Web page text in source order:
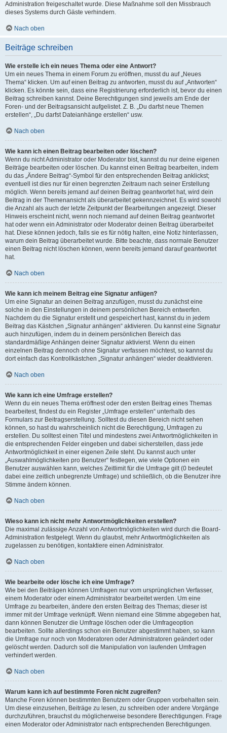
Administration freigeschaltet wurde. Diese Maßnahme soll den Missbrauch
dieses Systems durch Gäste verhindern.
Nach oben
Beiträge schreiben
Wie erstelle ich ein neues Thema oder eine Antwort?
Um ein neues Thema in einem Forum zu eröffnen, musst du auf „Neues
Thema“ klicken. Um auf einen Beitrag zu antworten, musst du auf „Antworten“
klicken. Es könnte sein, dass eine Registrierung erforderlich ist, bevor du einen
Beitrag schreiben kannst. Deine Berechtigungen sind jeweils am Ende der
Foren- und der Beitragsansicht aufgelistet. Z. B. „Du darfst neue Themen
erstellen“, „Du darfst Dateianhänge erstellen“ usw.
Nach oben
Wie kann ich einen Beitrag bearbeiten oder löschen?
Wenn du nicht Administrator oder Moderator bist, kannst du nur deine eigenen
Beiträge bearbeiten oder löschen. Du kannst einen Beitrag bearbeiten, indem
du das „Ändere Beitrag“-Symbol für den entsprechenden Beitrag anklickst;
eventuell ist dies nur für einen begrenzten Zeitraum nach seiner Erstellung
möglich. Wenn bereits jemand auf deinen Beitrag geantwortet hat, wird dein
Beitrag in der Themenansicht als überarbeitet gekennzeichnet. Es wird sowohl
die Anzahl als auch der letzte Zeitpunkt der Bearbeitungen angezeigt. Dieser
Hinweis erscheint nicht, wenn noch niemand auf deinen Beitrag geantwortet
hat oder wenn ein Administrator oder Moderator deinen Beitrag überarbeitet
hat. Diese können jedoch, falls sie es für nötig halten, eine Notiz hinterlassen,
warum dein Beitrag überarbeitet wurde. Bitte beachte, dass normale Benutzer
einen Beitrag nicht löschen können, wenn bereits jemand darauf geantwortet
hat.
Nach oben
Wie kann ich meinem Beitrag eine Signatur anfügen?
Um eine Signatur an deinen Beitrag anzufügen, musst du zunächst eine
solche in den Einstellungen in deinem persönlichen Bereich entwerfen.
Nachdem du die Signatur erstellt und gespeichert hast, kannst du in jedem
Beitrag das Kästchen „Signatur anhängen“ aktivieren. Du kannst eine Signatur
auch hinzufügen, indem du in deinem persönlichen Bereich das
standardmäßige Anhängen deiner Signatur aktivierst. Wenn du einen
einzelnen Beitrag dennoch ohne Signatur verfassen möchtest, so kannst du
dort einfach das Kontrollkästchen „Signatur anhängen“ wieder deaktivieren.
Nach oben
Wie kann ich eine Umfrage erstellen?
Wenn du ein neues Thema eröffnest oder den ersten Beitrag eines Themas
bearbeitest, findest du ein Register „Umfrage erstellen“ unterhalb des
Formulars zur Beitragserstellung. Solltest du diesen Bereich nicht sehen
können, so hast du wahrscheinlich nicht die Berechtigung, Umfragen zu
erstellen. Du solltest einen Titel und mindestens zwei Antwortmöglichkeiten in
die entsprechenden Felder eingeben und dabei sicherstellen, dass jede
Antwortmöglichkeit in einer eigenen Zeile steht. Du kannst auch unter
„Auswahlmöglichkeiten pro Benutzer“ festlegen, wie viele Optionen ein
Benutzer auswählen kann, welches Zeitlimit für die Umfrage gilt (0 bedeutet
dabei eine zeitlich unbegrenzte Umfrage) und schließlich, ob die Benutzer ihre
Stimme ändern können.
Nach oben
Wieso kann ich nicht mehr Antwortmöglichkeiten erstellen?
Die maximal zulässige Anzahl von Antwortmöglichkeiten wird durch die Board-
Administration festgelegt. Wenn du glaubst, mehr Antwortmöglichkeiten als
zugelassen zu benötigen, kontaktiere einen Administrator.
Nach oben
Wie bearbeite oder lösche ich eine Umfrage?
Wie bei den Beiträgen können Umfragen nur vom ursprünglichen Verfasser,
einem Moderator oder einem Administrator bearbeitet werden. Um eine
Umfrage zu bearbeiten, ändere den ersten Beitrag des Themas; dieser ist
immer mit der Umfrage verknüpft. Wenn niemand eine Stimme abgegeben hat,
dann können Benutzer die Umfrage löschen oder die Umfrageoption
bearbeiten. Sollte allerdings schon ein Benutzer abgestimmt haben, so kann
die Umfrage nur noch von Moderatoren oder Administratoren geändert oder
gelöscht werden. Dadurch soll die Manipulation von laufenden Umfragen
verhindert werden.
Nach oben
Warum kann ich auf bestimmte Foren nicht zugreifen?
Manche Foren können bestimmten Benutzern oder Gruppen vorbehalten sein.
Um diese einzusehen, Beiträge zu lesen, zu schreiben oder andere Vorgänge
durchzuführen, brauchst du möglicherweise besondere Berechtigungen. Frage
einen Moderator oder Administrator nach entsprechenden Berechtigungen.